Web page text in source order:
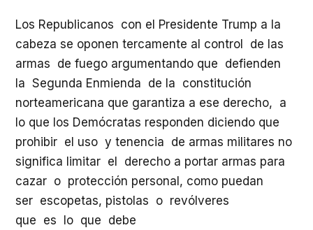
Los Republicanos con el Presidente Trump a la
cabeza se oponen tercamente al control de las
armas de fuego argumentando que defienden
la Segunda Enmienda de la constitución
norteamericana que garantiza a ese derecho, a
lo que los Demócratas responden diciendo que
prohibir el uso y tenencia de armas militares no
significa limitar el derecho a portar armas para
cazar o protección personal, como puedan
ser escopetas, pistolas o revólveres
que es lo que debe